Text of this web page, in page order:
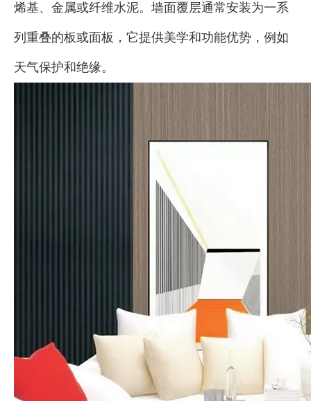
烯基、金属或纤维水泥。墙面覆层通常安装为一系
列重叠的板或面板，它提供美学和功能优势，例如
天气保护和绝缘。